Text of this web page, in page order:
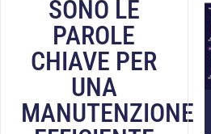
SONO LE
PAROLE
CHIAVE PER
UNA
MANUTENZIONE